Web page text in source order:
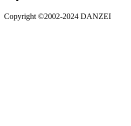
Copyright ©2002-2024 DANZEI